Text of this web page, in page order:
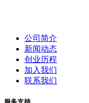
公司简介
新闻动态
创业历程
加入我们
联系我们